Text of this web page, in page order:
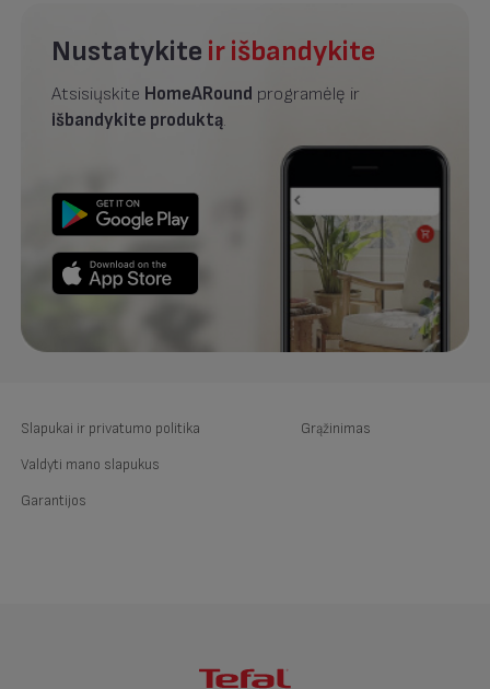
Nustatykite ir išbandykite
Atsisiųskite HomeARound programėlę ir
išbandykite produktą.
Slapukai ir privatumo politika
Valdyti mano slapukus
Garantijos
Grąžinimas